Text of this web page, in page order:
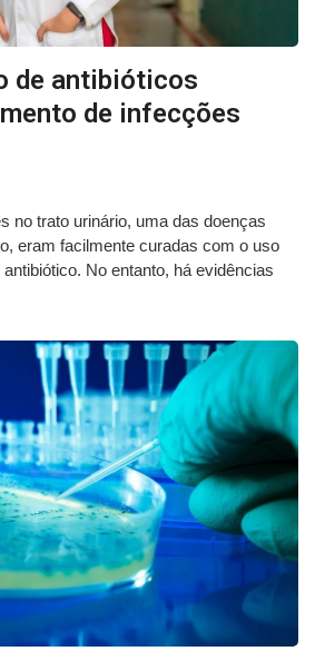
de antibióticos
de infecções
no trato urinário, uma das doenças
eram facilmente curadas com o uso
No entanto, há evidências